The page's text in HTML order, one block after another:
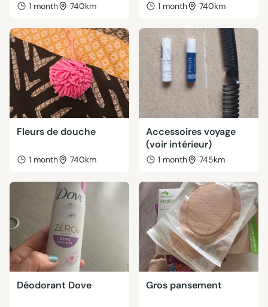
1 month 740km 1 month 740km
Fleurs de douche
1 month 740km
Accessoires voyage
(voir intérieur)
1 month 745km
Déodorant Dove Gros pansement